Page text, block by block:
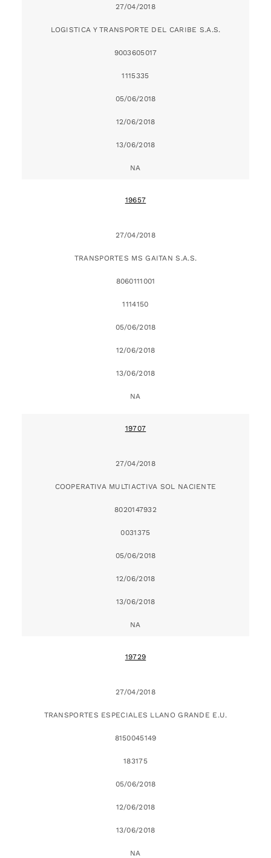
27/04/2018
LOGISTICA Y TRANSPORTE DEL CARIBE S.A.S.
9003605017
1115335
05/06/2018
12/06/2018
13/06/2018
NA
19657
27/04/2018
TRANSPORTES MS GAITAN S.A.S.
8060111001
1114150
05/06/2018
12/06/2018
13/06/2018
NA
19707
27/04/2018
COOPERATIVA MULTIACTIVA SOL NACIENTE
8020147932
0031375
05/06/2018
12/06/2018
13/06/2018
NA
19729
27/04/2018
TRANSPORTES ESPECIALES LLANO GRANDE E.U.
8150045149
183175
05/06/2018
12/06/2018
13/06/2018
NA